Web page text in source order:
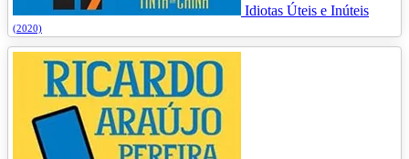
Idiotas Úteis e Inúteis
(2020)